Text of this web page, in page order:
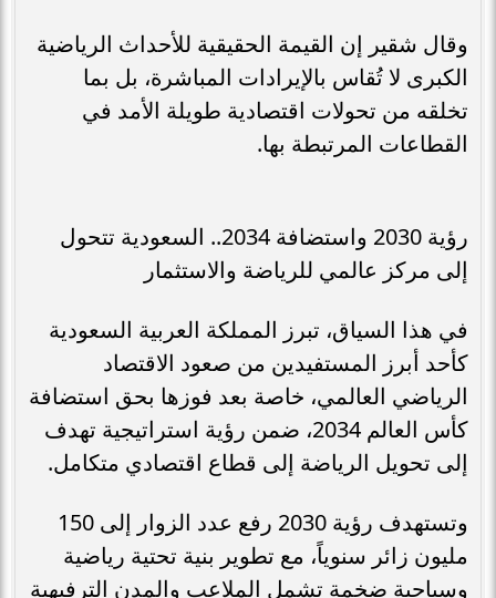
وقال شقير إن القيمة الحقيقية للأحداث الرياضية
الكبرى لا تُقاس بالإيرادات المباشرة، بل بما
تخلقه من تحولات اقتصادية طويلة الأمد في
القطاعات المرتبطة بها.
رؤية 2030 واستضافة 2034.. السعودية تتحول
إلى مركز عالمي للرياضة والاستثمار
في هذا السياق، تبرز المملكة العربية السعودية
كأحد أبرز المستفيدين من صعود الاقتصاد
الرياضي العالمي، خاصة بعد فوزها بحق استضافة
كأس العالم 2034، ضمن رؤية استراتيجية تهدف
إلى تحويل الرياضة إلى قطاع اقتصادي متكامل.
وتستهدف رؤية 2030 رفع عدد الزوار إلى 150
مليون زائر سنوياً، مع تطوير بنية تحتية رياضية
وسياحية ضخمة تشمل الملاعب والمدن الترفيهية